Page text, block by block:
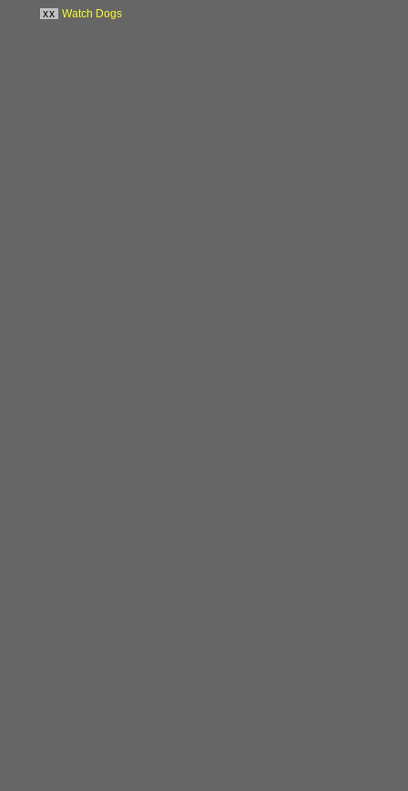
xx Watch Dogs